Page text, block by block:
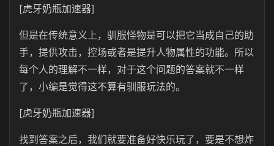
[虎牙奶瓶加速器]
但是在传统意义上，驯服怪物是可以把它当成自己的助
手，提供攻击，控场或者是提升人物属性的功能。所以
每个人的理解不一样，对于这个问题的答案就不一样
了，小编是觉得这不算有驯服玩法的。
[虎牙奶瓶加速器]
找到答案之后，我们就要准备好快乐玩了，要是不想炸